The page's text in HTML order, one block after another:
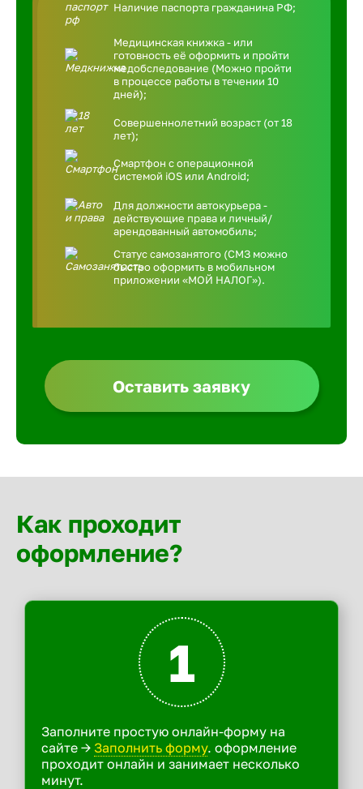
Наличие паспорта гражданина РФ;
Медицинская книжка - или
готовность её оформить и пройти
медобследование (Можно пройти
в процессе работы в течении 10
дней);
Совершеннолетний возраст (от 18
лет);
Смартфон с операционной
системой iOS или Android;
Для должности автокурьера -
действующие права и личный/
арендованный автомобиль;
Статус самозанятого (СМЗ можно
быстро оформить в мобильном
приложении «МОЙ НАЛОГ»).
Оставить заявку
Как проходит
оформление?
1
Заполните простую онлайн-форму на
сайте -> Заполнить форму. оформление
проходит онлайн и занимает несколько
минут.